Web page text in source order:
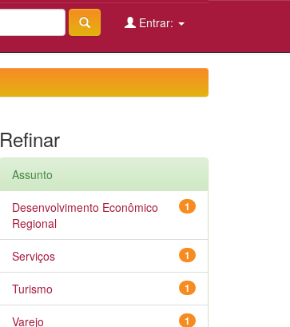
Entrar:
Refinar
Assunto
1
Desenvolvimento Econômico
Regional
1
Serviços
1
Turismo
1
Varejo